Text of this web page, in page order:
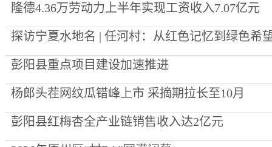
隆德4.36万劳动力上半年实现工资收入7.07亿元
探访宁夏水地名 | 任河村：从红色记忆到绿色希
彭阳县重点项目建设加速推进
杨郎头茬网纹瓜错峰上市 采摘期拉长至10月
彭阳县红梅杏全产业链销售收入达2亿元